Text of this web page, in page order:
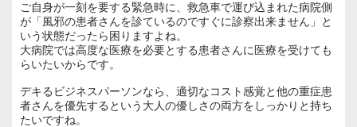
ご自身が一刻を要する緊急時に、救急車で運び込まれた病院側
が「風邪の患者さんを診ているのですぐに診察出来ません」と
いう状態だったら困りますよね。
大病院では高度な医療を必要とする患者さんに医療を受けても
らいたいからです。
デキるビジネスパーソンなら、適切なコスト感覚と他の重症患
者さんを優先するという大人の優しさの両方をしっかりと持ち
たいですね。